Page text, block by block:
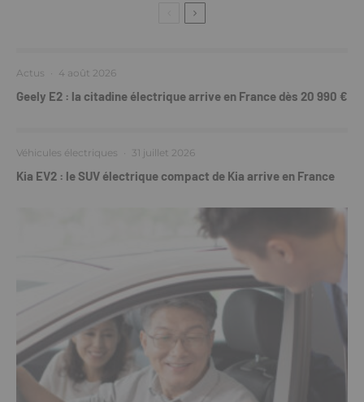
Actus · 4 août 2026
Geely E2 : la citadine électrique arrive en France dès 20 990 €
Véhicules électriques · 31 juillet 2026
Kia EV2 : le SUV électrique compact de Kia arrive en France